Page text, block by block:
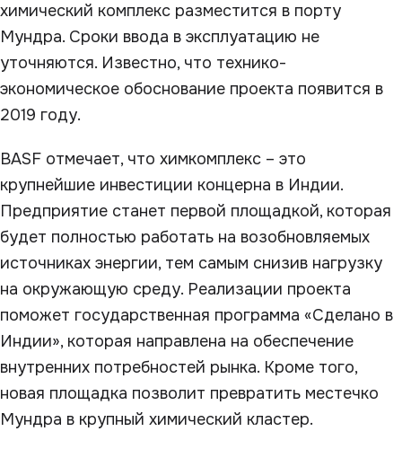
химический комплекс разместится в порту
Мундра. Сроки ввода в эксплуатацию не
уточняются. Известно, что технико-
экономическое обоснование проекта появится в
2019 году.
BASF отмечает, что химкомплекс – это
крупнейшие инвестиции концерна в Индии.
Предприятие станет первой площадкой, которая
будет полностью работать на возобновляемых
источниках энергии, тем самым снизив нагрузку
на окружающую среду. Реализации проекта
поможет государственная программа «Сделано в
Индии», которая направлена на обеспечение
внутренних потребностей рынка. Кроме того,
новая площадка позволит превратить местечко
Мундра в крупный химический кластер.